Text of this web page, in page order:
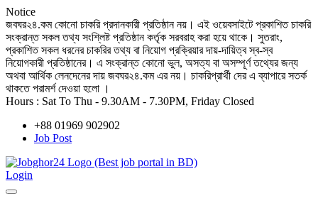
Notice
জবঘর২৪.কম কোনো চাকরি প্রদানকারী প্রতিষ্ঠান নয়। এই ওয়েবসাইটে প্রকাশিত চাকরি
সংক্রান্ত সকল তথ্য সংশ্লিষ্ট প্রতিষ্ঠান কর্তৃক সরবরাহ করা হয়ে থাকে। সুতরাং,
প্রকাশিত সকল ধরনের চাকরির তথ্য বা নিয়োগ প্রক্রিয়ার দায়-দায়িত্ব স্ব-স্ব
নিয়োগকারী প্রতিষ্ঠানের। এ সংক্রান্ত কোনো ভুল, অসত্য বা অসম্পূর্ণ তথ্যের জন্য
অথবা আর্থিক লেনদেনের দায় জবঘর২৪.কম এর নয়। চাকরিপ্রার্থী দের এ ব্যাপারে সতর্ক
থাকতে পরামর্শ দেওয়া হলো ।
Hours : Sat To Thu - 9.30AM - 7.30PM, Friday Closed
+88 01969 902902
Job Post
Login